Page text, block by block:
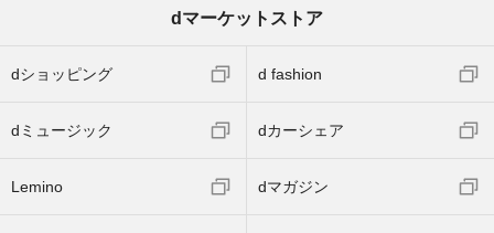
dマーケットストア
dショッピング d fashion
dミュージック dカーシェア
Lemino dマガジン